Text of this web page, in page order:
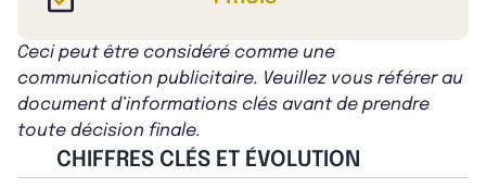
Ceci peut être considéré comme une
communication publicitaire. Veuillez vous référer au
document d’informations clés avant de prendre
toute décision finale.
CHIFFRES CLÉS ET ÉVOLUTION